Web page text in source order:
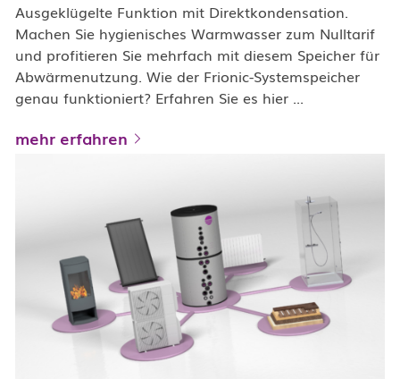
Ausgeklügelte Funktion mit Direktkondensation.
Machen Sie hygienisches Warmwasser zum Nulltarif
und profitieren Sie mehrfach mit diesem Speicher für
Abwärmenutzung. Wie der Frionic-Systemspeicher
genau funktioniert? Erfahren Sie es hier ...
mehr erfahren